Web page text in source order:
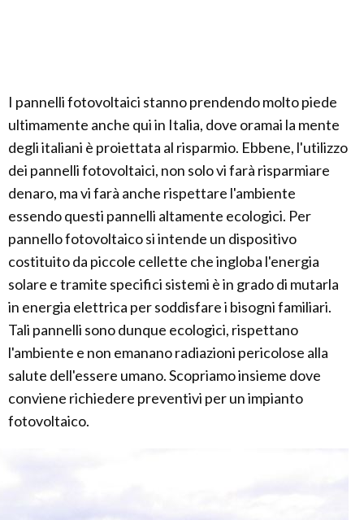
I pannelli fotovoltaici stanno prendendo molto piede
ultimamente anche qui in Italia, dove oramai la mente
degli italiani è proiettata al risparmio. Ebbene, l'utilizzo
dei pannelli fotovoltaici, non solo vi farà risparmiare
denaro, ma vi farà anche rispettare l'ambiente
essendo questi pannelli altamente ecologici. Per
pannello fotovoltaico si intende un dispositivo
costituito da piccole cellette che ingloba l'energia
solare e tramite specifici sistemi è in grado di mutarla
in energia elettrica per soddisfare i bisogni familiari.
Tali pannelli sono dunque ecologici, rispettano
l'ambiente e non emanano radiazioni pericolose alla
salute dell'essere umano. Scopriamo insieme dove
conviene richiedere preventivi per un impianto
fotovoltaico.